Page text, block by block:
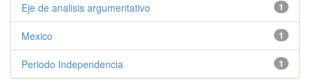
1
Eje de analisis argumentativo
1
Mexico
1
Periodo Independencia